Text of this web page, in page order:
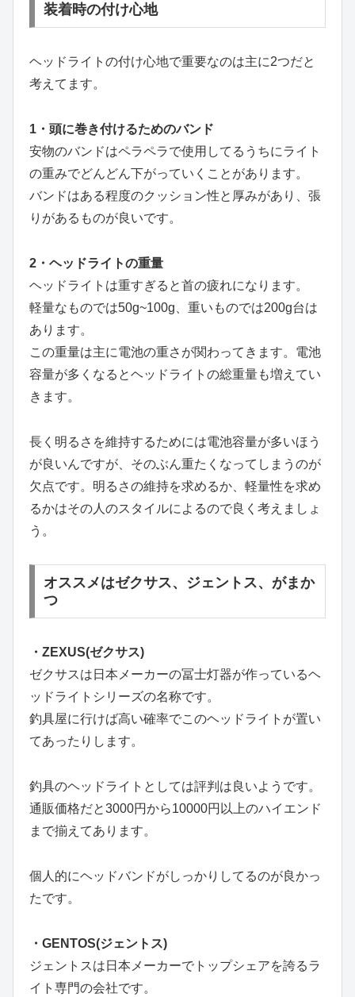
装着時の付け心地
ヘッドライトの付け心地で重要なのは主に2つだと
考えてます。
1・頭に巻き付けるためのバンド
安物のバンドはペラペラで使用してるうちにライト
の重みでどんどん下がっていくことがあります。
バンドはある程度のクッション性と厚みがあり、張
りがあるものが良いです。
2・ヘッドライトの重量
ヘッドライトは重すぎると首の疲れになります。
軽量なものでは50g~100g、重いものでは200g台は
あります。
この重量は主に電池の重さが関わってきます。電池
容量が多くなるとヘッドライトの総重量も増えてい
きます。
長く明るさを維持するためには電池容量が多いほう
が良いんですが、そのぶん重たくなってしまうのが
欠点です。明るさの維持を求めるか、軽量性を求め
るかはその人のスタイルによるので良く考えましょ
う。
オススメはゼクサス、ジェントス、がまか
つ
・ZEXUS(ゼクサス)
ゼクサスは日本メーカーの冨士灯器が作っているヘ
ッドライトシリーズの名称です。
釣具屋に行けば高い確率でこのヘッドライトが置い
てあったりします。
釣具のヘッドライトとしては評判は良いようです。
通販価格だと3000円から10000円以上のハイエンド
まで揃えてあります。
個人的にヘッドバンドがしっかりしてるのが良かっ
たです。
・GENTOS(ジェントス)
ジェントスは日本メーカーでトップシェアを誇るラ
イト専門の会社です。